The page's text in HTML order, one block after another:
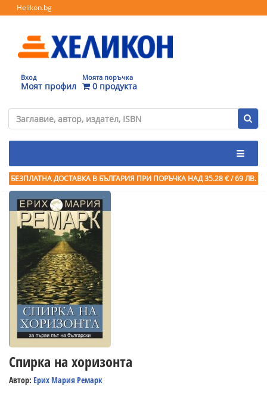
Helikon.bg
Вход
Моят профил
Моята поръчка
0 продукта
БЕЗПЛАТНА ДОСТАВКА В БЪЛГАРИЯ ПРИ ПОРЪЧКА НАД 35.28 € / 69 ЛВ.
Спирка на хоризонта
Автор: Ерих Мария Ремарк